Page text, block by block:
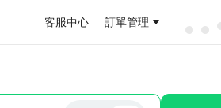
客服中心 訂單管理